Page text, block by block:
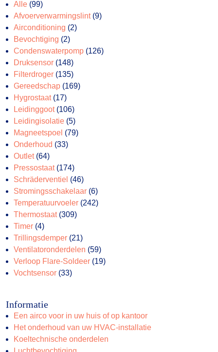
Alle 9999
producten
Afvoerverwarmingslint 99
Airconditioning 22
Bevochtiging 22
producten
Condenswaterpomp 126126
Druksensor 148148
producten
Filterdroger 135135
producten
Gereedschap 169169
Hygrostaat 1717
producten
Leidinggoot 106106
producten
Leidingisolatie 55
producten
Magneetspoel 7979
Onderhoud 3333
Outlet 6464
producten
Pressostaat 174174
producten
Schräderventiel 4646
producten
Stromingsschakelaar 66
producten
Temperatuurvoeler 242242
Thermostaat 309309
Timer 44
producten
Trillingsdemper 2121
producten
Ventilatoronderdelen 5959
producten
Verloop Flare-Soldeer 1919
Vochtsensor 3333
Informatie
Een airco voor in uw huis of op kantoor
Het onderhoud van uw HVAC-installatie
Koeltechnische onderdelen